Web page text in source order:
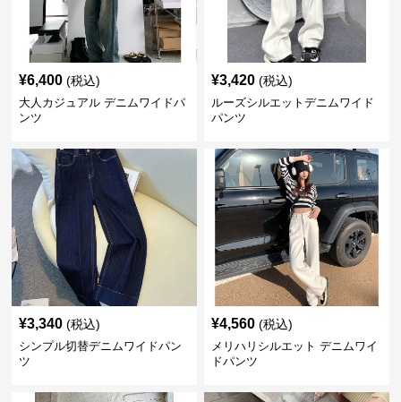
¥6,400 (税込)
大人カジュアル デニムワイドパ
ンツ
¥3,420 (税込)
ルーズシルエットデニムワイド
パンツ
¥3,340 (税込)
シンプル切替デニムワイドパン
ツ
¥4,560 (税込)
メリハリシルエット デニムワイ
ドパンツ